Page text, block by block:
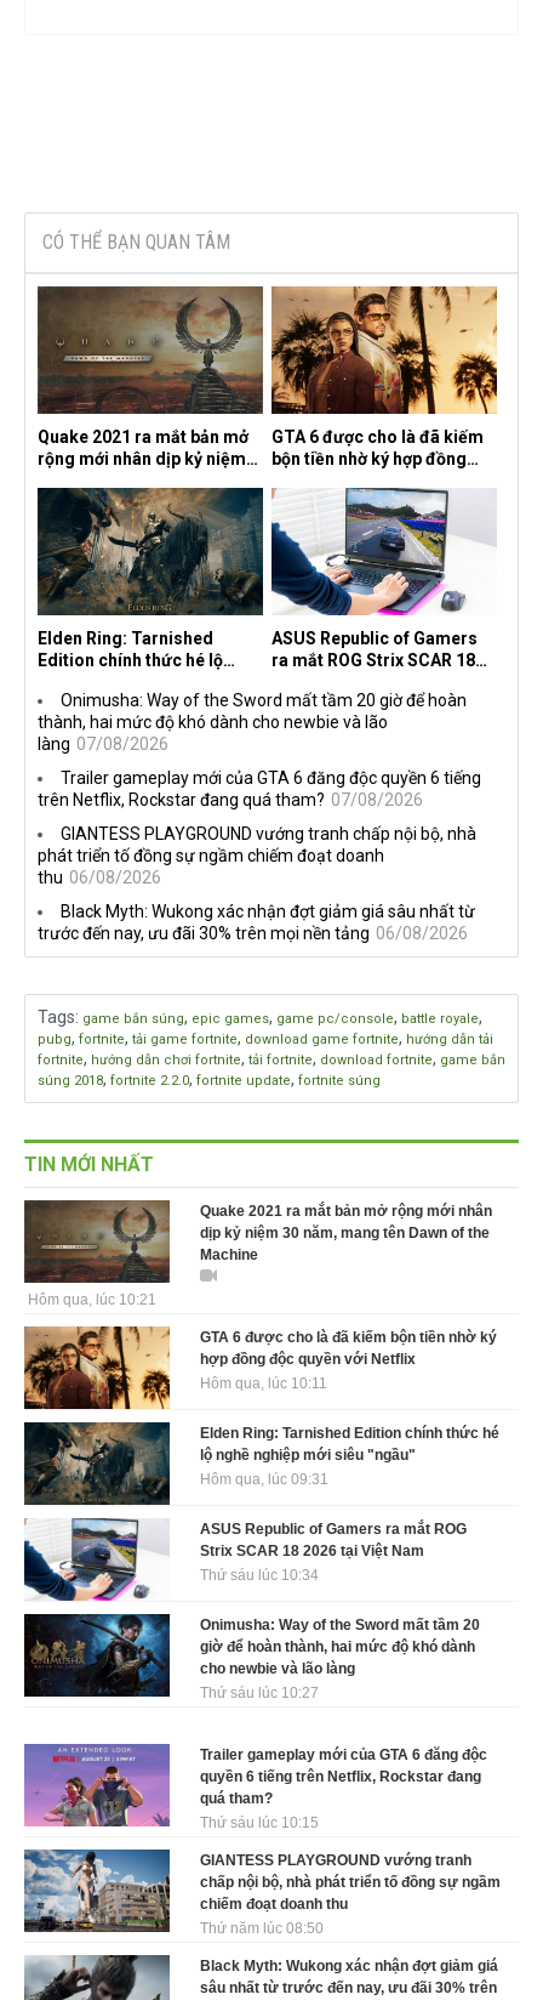
CÓ THỂ BẠN QUAN TÂM
Quake 2021 ra mắt bản mở
rộng mới nhân dịp kỷ niệm
the Machine
GTA 6 được cho là đã kiếm
bộn tiền nhờ ký hợp đồng
Elden Ring: Tarnished
Edition chính thức hé lộ
ASUS Republic of Gamers
ra mắt ROG Strix SCAR 18
Onimusha: Way of the Sword mất tầm 20 giờ để hoàn
thành, hai mức độ khó dành cho newbie và lão
làng 07/08/2026
Trailer gameplay mới của GTA 6 đăng độc quyền 6 tiếng
trên Netflix, Rockstar đang quá tham? 07/08/2026
GIANTESS PLAYGROUND vướng tranh chấp nội bộ, nhà
phát triển tố đồng sự ngầm chiếm đoạt doanh
thu 06/08/2026
Black Myth: Wukong xác nhận đợt giảm giá sâu nhất từ
trước đến nay, ưu đãi 30% trên mọi nền tảng 06/08/2026
Tags: game bắn súng, epic games, game pc/console, battle royale,
pubg, fortnite, tải game fortnite, download game fortnite, hướng dẫn tải
fortnite, hướng dẫn chơi fortnite, tải fortnite, download fortnite, game bắn
súng 2018, fortnite 2.2.0, fortnite update, fortnite súng
TIN MỚI NHẤT
Quake 2021 ra mắt bản mở rộng mới nhân
dịp kỷ niệm 30 năm, mang tên Dawn of the
Machine
Hôm qua, lúc 10:21
GTA 6 được cho là đã kiếm bộn tiền nhờ ký
hợp đồng độc quyền với Netflix
Hôm qua, lúc 10:11
Elden Ring: Tarnished Edition chính thức hé
lộ nghề nghiệp mới siêu "ngầu"
Hôm qua, lúc 09:31
ASUS Republic of Gamers ra mắt ROG
Strix SCAR 18 2026 tại Việt Nam
Thứ sáu lúc 10:34
Onimusha: Way of the Sword mất tầm 20
giờ để hoàn thành, hai mức độ khó dành
cho newbie và lão làng
Thứ sáu lúc 10:27
Trailer gameplay mới của GTA 6 đăng độc
quyền 6 tiếng trên Netflix, Rockstar đang
quá tham?
Thứ sáu lúc 10:15
GIANTESS PLAYGROUND vướng tranh
chấp nội bộ, nhà phát triển tố đồng sự ngầm
chiếm đoạt doanh thu
Thứ năm lúc 08:50
Black Myth: Wukong xác nhận đợt giảm giá
sâu nhất từ trước đến nay, ưu đãi 30% trên